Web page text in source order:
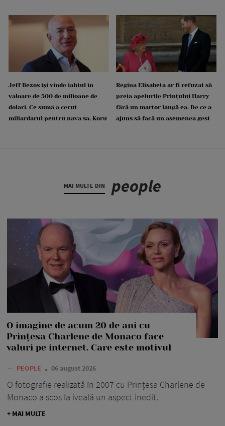
Jeff Bezos își vinde iahtul în
valoare de 500 de milioane de
dolari. Ce sumă a cerut
miliardarul pentru nava sa, Koru
Regina Elisabeta ar fi refuzat să
preia apelurile Prințului Harry
fără un martor lângă ea. De ce a
ajuns să facă un asemenea gest
MAI MULTE DIN people
O imagine de acum 20 de ani cu
Prințesa Charlene de Monaco face
valuri pe internet. Care este motivul
— PEOPLE 06 august 2026
O fotografie realizată în 2007 cu Prințesa Charlene de
Monaco a scos la iveală un aspect inedit.
+ MAI MULTE